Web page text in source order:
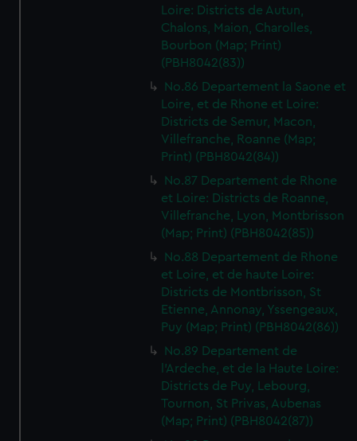
Loire: Districts de Autun,
Chalons, Maion, Charolles,
Bourbon (Map; Print)
(PBH8042(83))
No.86 Departement la Saone et
Loire, et de Rhone et Loire:
Districts de Semur, Macon,
Villefranche, Roanne (Map;
Print) (PBH8042(84))
No.87 Departement de Rhone
et Loire: Districts de Roanne,
Villefranche, Lyon, Montbrisson
(Map; Print) (PBH8042(85))
No.88 Departement de Rhone
et Loire, et de haute Loire:
Districts de Montbrisson, St
Etienne, Annonay, Yssengeaux,
Puy (Map; Print) (PBH8042(86))
No.89 Departement de
l'Ardeche, et de la Haute Loire:
Districts de Puy, Lebourg,
Tournon, St Privas, Aubenas
(Map; Print) (PBH8042(87))